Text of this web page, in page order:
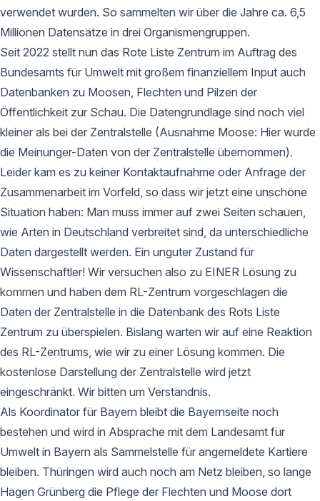
verwendet wurden. So sammelten wir über die Jahre ca. 6,5
Millionen Datensätze in drei Organismengruppen.
Seit 2022 stellt nun das Rote Liste Zentrum im Auftrag des
Bundesamts für Umwelt mit großem finanziellem Input auch
Datenbanken zu Moosen, Flechten und Pilzen der
Öffentlichkeit zur Schau. Die Datengrundlage sind noch viel
kleiner als bei der Zentralstelle (Ausnahme Moose: Hier wurde
die Meinunger-Daten von der Zentralstelle übernommen).
Leider kam es zu keiner Kontaktaufnahme oder Anfrage der
Zusammenarbeit im Vorfeld, so dass wir jetzt eine unschöne
Situation haben: Man muss immer auf zwei Seiten schauen,
wie Arten in Deutschland verbreitet sind, da unterschiedliche
Daten dargestellt werden. Ein unguter Zustand für
Wissenschaftler! Wir versuchen also zu EINER Lösung zu
kommen und haben dem RL-Zentrum vorgeschlagen die
Daten der Zentralstelle in die Datenbank des Rots Liste
Zentrum zu überspielen. Bislang warten wir auf eine Reaktion
des RL-Zentrums, wie wir zu einer Lösung kommen. Die
kostenlose Darstellung der Zentralstelle wird jetzt
eingeschränkt. Wir bitten um Verständnis.
Als Koordinator für Bayern bleibt die Bayernseite noch
bestehen und wird in Absprache mit dem Landesamt für
Umwelt in Bayern als Sammelstelle für angemeldete Kartiere
bleiben. Thüringen wird auch noch am Netz bleiben, so lange
Hagen Grünberg die Pflege der Flechten und Moose dort